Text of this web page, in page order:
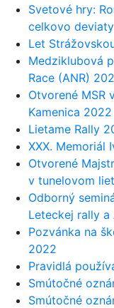
Svetové hry:
celkovo deviaty
Let
Medziklubová
Race (ANR)
Otvorené MSR
Kamenica 2022
Lietame Rally
XXX. Memoriál
Otvorené
v tunelovom
Odborný
Leteckej rally
Pozvánka na
2022
Pravidlá
Smútočné
Smútočné